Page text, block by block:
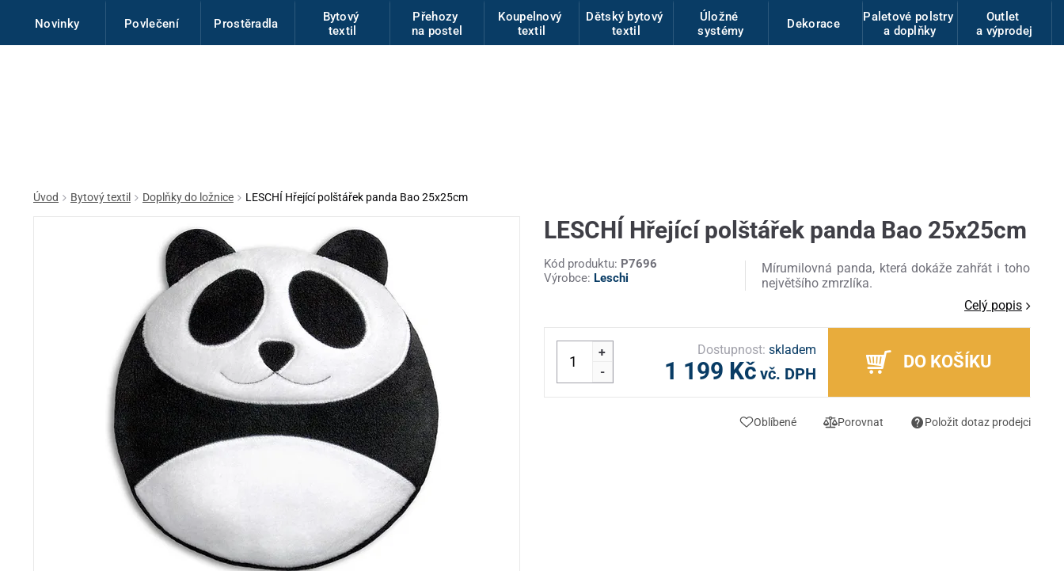
Novinky Povlečení Prostěradla
Bytový
textil
Přehozy
na postel
Koupelnový
textil
Dětský bytový
textil
Úložné
systémy
Dekorace
Paletové polstry
a doplňky
Outlet
a výprodej
Úvod Bytový textil Doplňky do ložnice LESCHÍ Hřející polštářek panda Bao 25x25cm
LESCHÍ Hřející polštářek panda Bao 25x25cm
Kód produktu: P7696
Výrobce: Leschi
Mírumilovná panda, která dokáže zahřát i toho
největšího zmrzlíka.
Celý popis
+
-
Dostupnost: skladem
1 199 Kč vč. DPH
DO KOŠÍKU
Oblíbené Porovnat Položit dotaz prodejci